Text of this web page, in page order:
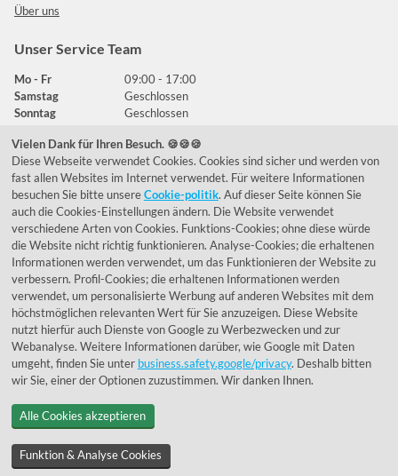
Über uns
Unser Service Team
Mo - Fr
09:00 - 17:00
Samstag
Geschlossen
Sonntag
Geschlossen
Häufig gestellte Fragen
039292 - 678215
de@lumidora.com
FacebookInstagram
Kundenmeinungen
Exzellent - eKomi.de
Vielen Dank für Ihren Besuch. 🍪🍪🍪
Diese Webseite verwendet Cookies. Cookies sind sicher und werden von
fast allen Websites im Internet verwendet. Für weitere Informationen
besuchen Sie bitte unsereCookie-politik. Auf dieser Seite können Sie
auch die Cookies-Einstellungen ändern. Die Website verwendet
verschiedene Arten von Cookies. Funktions-Cookies; ohne diese würde
die Website nicht richtig funktionieren. Analyse-Cookies; die erhaltenen
Informationen werden verwendet, um das Funktionieren der Website zu
verbessern. Profil-Cookies; die erhaltenen Informationen werden
verwendet, um personalisierte Werbung auf anderen Websites mit dem
höchstmöglichen relevanten Wert für Sie anzuzeigen. Diese Website
nutzt hierfür auch Dienste von Google zu Werbezwecken und zur
Webanalyse. Weitere Informationen darüber, wie Google mit Daten
umgeht, finden Sie unter business.safety.google/privacy. Deshalb bitten
wir Sie, einer der Optionen zuzustimmen. Wir danken Ihnen.
Alle Cookies akzeptieren
Funktion & Analyse Cookies